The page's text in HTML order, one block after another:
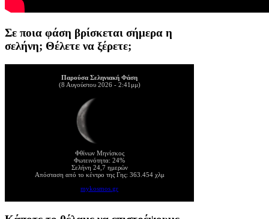
Σε ποια φάση βρίσκεται σήμερα η
σελήνη; Θέλετε να ξέρετε;
Παρούσα Σεληνιακή Φάση
(8 Αυγούστου 2026 - 2:41μμ)
Φθίνων Μηνίσκος
Φωτεινότητα: 24%
Σελήνη 24,7 ημερών
Απόσταση από το κέντρο της Γης: 363.454 χλμ
mykosmos.gr